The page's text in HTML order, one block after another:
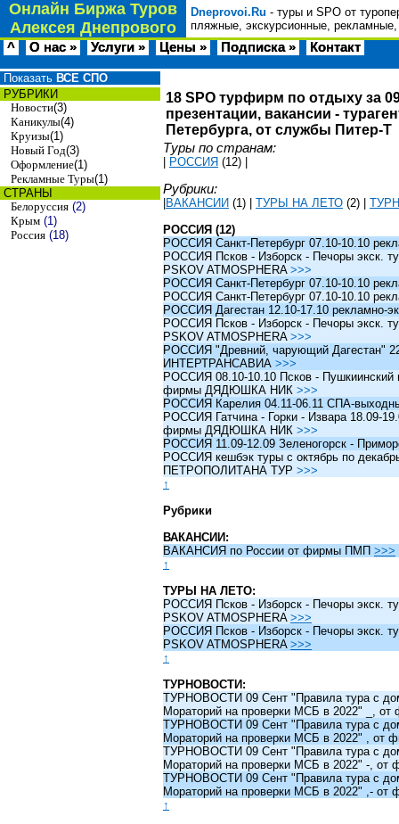
Онлайн Биржа Туров
Алексея Днепрового
Dneprovoi.Ru - туры и SPO от
пляжные, экскурсионные,
^ О нас » Услуги » Цены » Подписка » Контакт
Показать ВСЕ СПО
РУБРИКИ
Новости(3)
Каникулы(4)
Круизы(1)
Новый Год(3)
Оформление(1)
Рекламные Туры(1)
СТРАНЫ
Белоруссия (2)
Крым (1)
Россия (18)
18 SPO турфирм по отдыху за
презентации, вакансии -
Петербурга, от службы Питер-Т
Туры по странам:
РОССИЯ (12)
Рубрики:
ВАКАНСИИ (1) ТУРЫ НА ЛЕТО (2)
РОССИЯ (12)
РОССИЯ Санкт-Петербург 07.10-10.10
РОССИЯ Псков - Изборск - Печоры экск.
PSKOV ATMOSPHERA >>>
РОССИЯ Санкт-Петербург 07.10-10.10
РОССИЯ Санкт-Петербург 07.10-10.10
РОССИЯ Дагестан 12.10-17.10 рекламно-
РОССИЯ Псков - Изборск - Печоры экск.
PSKOV ATMOSPHERA >>>
РОССИЯ "Древний, чарующий Дагестан"
ИНТЕРТРАНСАВИА >>>
РОССИЯ 08.10-10.10 Псков - Пушкиинский
фирмы ДЯДЮШКА НИК >>>
РОССИЯ Карелия 04.11-06.11 СПА-
РОССИЯ Гатчина - Горки - Извара 18.09-
фирмы ДЯДЮШКА НИК >>>
РОССИЯ 11.09-12.09 Зеленогорск -
РОССИЯ кешбэк туры c октябрь по
ПЕТРОПОЛИТАНА ТУР >>>
↑
Рубрики
ВАКАНСИИ:
ВАКАНСИЯ по России от фирмы ПМП >>>
↑
ТУРЫ НА ЛЕТО:
РОССИЯ Псков - Изборск - Печоры экск.
PSKOV ATMOSPHERA >>>
РОССИЯ Псков - Изборск - Печоры экск.
PSKOV ATMOSPHERA >>>
↑
ТУРНОВОСТИ:
ТУРНОВОСТИ 09 Сент "Правила тура с
Мораторий на проверки МСБ в 2022" _,
ТУРНОВОСТИ 09 Сент "Правила тура с
Мораторий на проверки МСБ в 2022" ,
ТУРНОВОСТИ 09 Сент "Правила тура с
Мораторий на проверки МСБ в 2022" -,
ТУРНОВОСТИ 09 Сент "Правила тура с
Мораторий на проверки МСБ в 2022" ,-
↑